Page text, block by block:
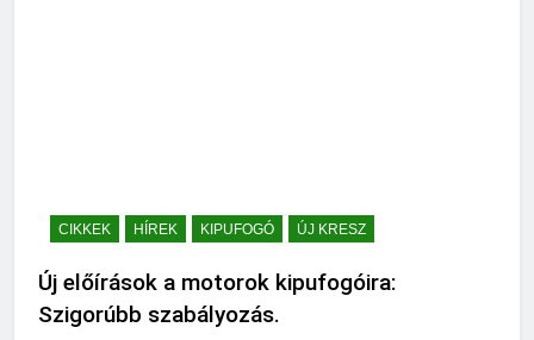
CIKKEK HÍREK KIPUFOGÓ ÚJ KRESZ
Új előírások a motorok kipufogóira:
Szigorúbb szabályozás.